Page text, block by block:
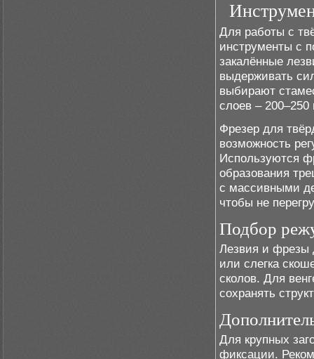
Для работы с
инструменты с
закалённые
выдерживать
выбирают
слоев –
Фрезер для
возможность
Используются
образования
с массивными
чтобы не
Подбор
Лезвия и фрезы
или слегка
сколов. Для
сохранять
Для крупных
фиксации.